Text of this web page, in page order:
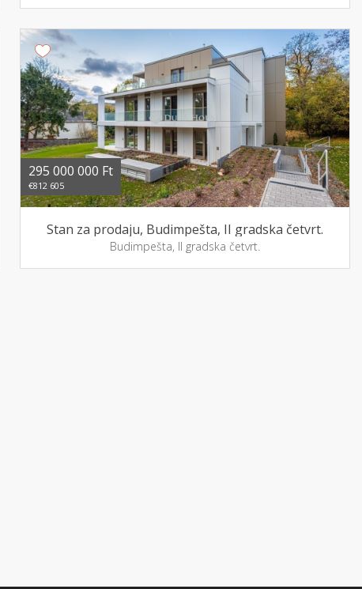
295 000 000 Ft
€812 605
Stan za prodaju, Budimpešta, II gradska četvrt.
Budimpešta, II gradska četvrt.